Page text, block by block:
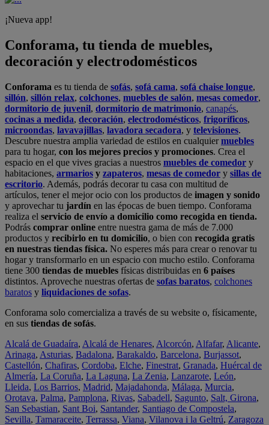
¡Nueva app!
Conforama, tu tienda de muebles,
decoración y electrodomésticos
Conforama es tu tienda de sofás, sofá cama, sofá chaise longue,
sillón, sillón relax, colchones, muebles de salón, mesas comedor,
dormitorio de juvenil, dormitorio de matrimonio, canapés,
cocinas a medida, decoración, electrodomésticos, frigoríficos,
microondas, lavavajillas, lavadora secadora, y televisiones.
Descubre nuestra amplia variedad de estilos en cualquiermuebles
para tu hogar, con los mejores precios y promociones. Crea el
espacio en el que vives gracias a nuestros muebles de comedor y
habitaciones, armarios y zapateros, mesas de comedor y sillas de
escritorio. Además, podrás decorar tu casa con multitud de
artículos, tener el mejor ocio con los productos de imagen y sonido
y aprovechar tu jardín en las épocas de buen tiempo. Conforama
realiza el servicio de envío a domicilio como recogida en tienda.
Podrás comprar online entre nuestra gama de más de 7.000
productos y recibirlo en tu domicilio, o bien con recogida gratis
en nuestras tiendas física. No esperes más para crear o renovar tu
hogar y transformarlo en un espacio con mucho estilo. Conforama
tiene 300 tiendas de muebles físicas distribuidas en 6 países
distintos. Aproveche nuestras ofertas de sofas baratos, colchones
baratos y liquidaciones de sofas.
Conforama solo comercializa a través de su website o, físicamente,
en sus tiendas de sofás.
Alcalá de Guadaíra, Alcalá de Henares, Alcorcón, Alfafar, Alicante,
Arinaga, Asturias, Badalona, Barakaldo, Barcelona, Burjassot,
Castellón, Chafiras, Cordoba, Elche, Finestrat, Granada, Huércal de
Almería, La Coruña, La Laguna, La Zenia, Lanzarote, León,
Lleida, Los Barrios, Madrid, Majadahonda, Málaga, Murcia,
Orotava, Palma, Pamplona, Rivas, Sabadell, Sagunto, Salt, Girona,
San Sebastian, Sant Boi, Santander, Santiago de Compostela,
Sevilla, Tamaraceite, Terrassa, Viana, Vilanova i la Geltrú, Zaragoza